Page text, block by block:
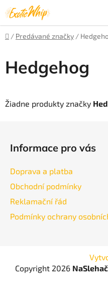
Prejsť
na
obsah
Domov
/ Predávané značky /
Hedgehog
Žiadne produkty značky
Informace pro vás
Doprava a platba
Obchodní podmínky
Reklamační řád
Podmínky ochrany
Copyright 2026